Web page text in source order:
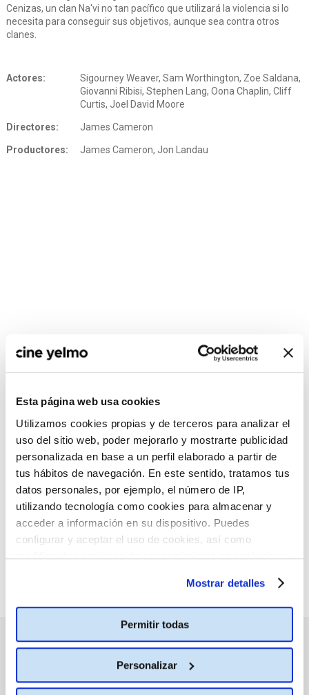
Esta página web usa cookies
Utilizamos cookies propias y de terceros para analizar el
uso del sitio web, poder mejorarlo y mostrarte publicidad
personalizada en base a un perfil elaborado a partir de
tus hábitos de navegación. En este sentido, tratamos tus
datos personales, por ejemplo, el número de IP,
utilizando tecnología como cookies para almacenar y
acceder a información en su dispositivo. Puedes
configurar y aceptar el uso de cookies, así como
modificar tus opciones de consentimiento en cualquier
Mostrar detalles
Permitir todas
Personalizar
Cenizas, un clan Na'vi no tan pacífico que utilizará la violencia si lo
necesita para conseguir sus objetivos, aunque sea contra otros
clanes.
Actores:
Sigourney Weaver, Sam Worthington, Zoe Saldana,
Giovanni Ribisi, Stephen Lang, Oona Chaplin, Cliff
Curtis, Joel David Moore
Directores: James Cameron
Productores: James Cameron, Jon Landau
:(
No hay películas con el
criterio de búsqueda
seleccionado.
PRÓXIMOS ESTRENOS